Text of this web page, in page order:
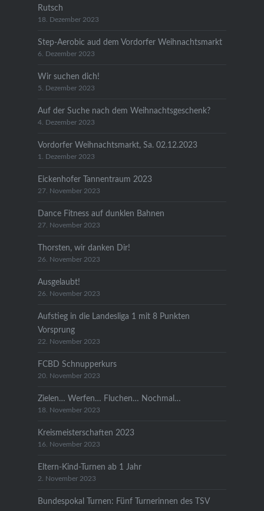
Rutsch
18. Dezember 2023
Step-Aerobic aud dem Vordorfer Weihnachtsmarkt
6. Dezember 2023
Wir suchen dich!
5. Dezember 2023
Auf der Suche nach dem Weihnachtsgeschenk?
4. Dezember 2023
Vordorfer Weihnachtsmarkt, Sa. 02.12.2023
1. Dezember 2023
Eickenhofer Tannentraum 2023
27. November 2023
Dance Fitness auf dunklen Bahnen
27. November 2023
Thorsten, wir danken Dir!
26. November 2023
Ausgelaubt!
26. November 2023
Aufstieg in die Landesliga 1 mit 8 Punkten
Vorsprung
22. November 2023
FCBD Schnupperkurs
20. November 2023
Zielen… Werfen… Fluchen… Nochmal…
18. November 2023
Kreismeisterschaften 2023
16. November 2023
Eltern-Kind-Turnen ab 1 Jahr
2. November 2023
Bundespokal Turnen: Fünf Turnerinnen des TSV